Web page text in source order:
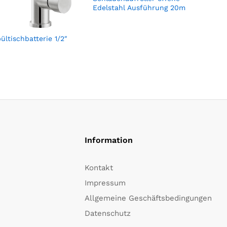
1/2″
Edelstahl Ausführung 20m
Information
Kontakt
Impressum
Allgemeine Geschäftsbedingungen
Datenschutz